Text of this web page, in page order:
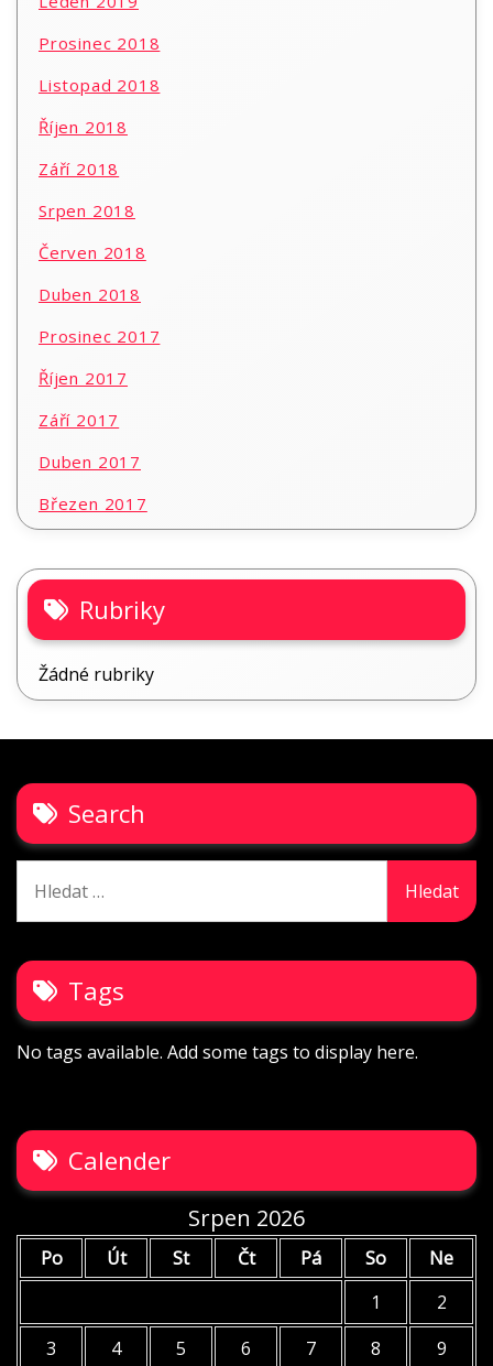
Prosinec 2018
Listopad 2018
Říjen 2018
Září 2018
Srpen 2018
Červen 2018
Duben 2018
Prosinec 2017
Říjen 2017
Září 2017
Duben 2017
Březen 2017
Rubriky
Žádné rubriky
Search
Tags
No tags available. Add some tags to display here.
Calender
Srpen 2026
Po Út St Čt Pá So
Ne
1
2
3
4 5 6 7 8 9